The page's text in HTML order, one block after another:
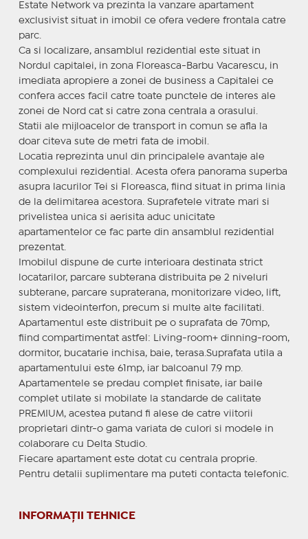
Estate Network va prezinta la vanzare apartament
exclusivist situat in imobil ce ofera vedere frontala catre
parc.
Ca si localizare, ansamblul rezidential este situat in
Nordul capitalei, in zona Floreasca-Barbu Vacarescu, in
imediata apropiere a zonei de business a Capitalei ce
confera acces facil catre toate punctele de interes ale
zonei de Nord cat si catre zona centrala a orasului.
Statii ale mijloacelor de transport in comun se afla la
doar citeva sute de metri fata de imobil.
Locatia reprezinta unul din principalele avantaje ale
complexului rezidential. Acesta ofera panorama superba
asupra lacurilor Tei si Floreasca, fiind situat in prima linia
de la delimitarea acestora. Suprafetele vitrate mari si
privelistea unica si aerisita aduc unicitate
apartamentelor ce fac parte din ansamblul rezidential
prezentat.
Imobilul dispune de curte interioara destinata strict
locatarilor, parcare subterana distribuita pe 2 niveluri
subterane, parcare supraterana, monitorizare video, lift,
sistem videointerfon, precum si multe alte facilitati.
Apartamentul este distribuit pe o suprafata de 70mp,
fiind compartimentat astfel: Living-room+ dinning-room,
dormitor, bucatarie inchisa, baie, terasa.Suprafata utila a
apartamentului este 61mp, iar balcoanul 7.9 mp.
Apartamentele se predau complet finisate, iar baile
complet utilate si mobilate la standarde de calitate
PREMIUM, acestea putand fi alese de catre viitorii
proprietari dintr-o gama variata de culori si modele in
colaborare cu Delta Studio.
Fiecare apartament este dotat cu centrala proprie.
Pentru detalii suplimentare ma puteti contacta telefonic.
INFORMAȚII TEHNICE